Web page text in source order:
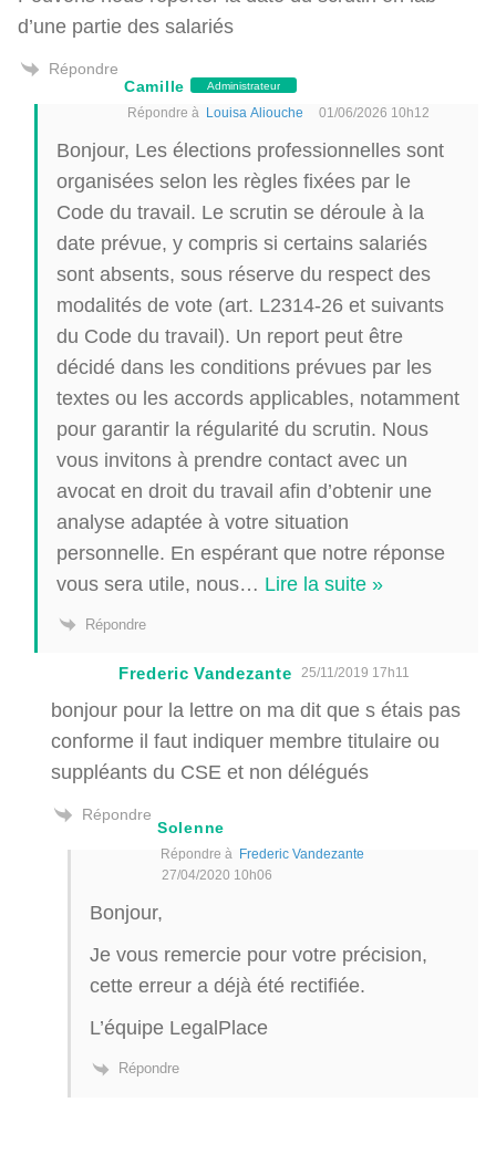
d’une partie des salariés
Répondre
Camille
Administrateur
Répondre à Louisa Aliouche 01/06/2026 10h12
Bonjour, Les élections professionnelles sont
organisées selon les règles fixées par le
Code du travail. Le scrutin se déroule à la
date prévue, y compris si certains salariés
sont absents, sous réserve du respect des
modalités de vote (art. L2314-26 et suivants
du Code du travail). Un report peut être
décidé dans les conditions prévues par les
textes ou les accords applicables, notamment
pour garantir la régularité du scrutin. Nous
vous invitons à prendre contact avec un
avocat en droit du travail afin d’obtenir une
analyse adaptée à votre situation
personnelle. En espérant que notre réponse
vous sera utile, nous… Lire la suite »
Répondre
Frederic Vandezante 25/11/2019 17h11
bonjour pour la lettre on ma dit que s étais pas
conforme il faut indiquer membre titulaire ou
suppléants du CSE et non délégués
Répondre
Solenne
Répondre à Frederic Vandezante
27/04/2020 10h06
Bonjour,
Je vous remercie pour votre précision,
cette erreur a déjà été rectifiée.
L’équipe LegalPlace
Répondre